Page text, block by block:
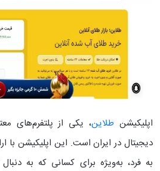
اپلیکیشن طلاین، یکی از پلتفرم‌های
دیجیتال در ایران است. این اپلیکیشن با
به فرد، به‌ویژه برای کسانی که به